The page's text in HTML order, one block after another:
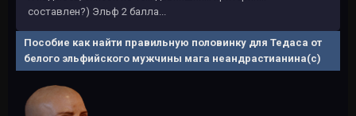
составлен?) Эльф 2 балла...
Пособие как найти правильную половинку для Тедаса от
белого эльфийского мужчины мага неандрастианина(с)